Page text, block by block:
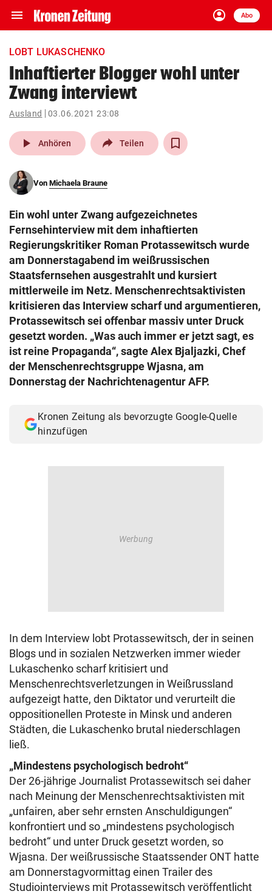
menu Navigation
ein-/ausklappen
account_circle
Anmelden
Abo
close Schließen
account_circle Anmelden
pin_drop
Wien arrow_right
search
eingeben
© Krone Multimedia GmbH & Co KG 2026
Muthgasse 2, 1190 Wien
LOBT LUKASCHENKO
Inhaftierter Blogger wohl unter
Zwang interviewt
Ausland 03.06.2021 23:08
play_arrow Anhören Teilen
Von Michaela Braune
Ein wohl unter Zwang aufgezeichnetes
Fernsehinterview mit dem inhaftierten
Regierungskritiker Roman Protassewitsch wurde
am Donnerstagabend im weißrussischen
Staatsfernsehen ausgestrahlt und kursiert
mittlerweile im Netz. Menschenrechtsaktivisten
kritisieren das Interview scharf und argumentieren,
Protassewitsch sei offenbar massiv unter Druck
gesetzt worden. „Was auch immer er jetzt sagt, es
ist reine Propaganda“, sagte Alex Bjaljazki, Chef
der Menschenrechtsgruppe Wjasna, am
Donnerstag der Nachrichtenagentur AFP.
Kronen Zeitung als bevorzugte Google-Quelle
hinzufügen
In dem Interview lobt Protassewitsch, der in seinen
Blogs und in sozialen Netzwerken immer wieder
Lukaschenko scharf kritisiert und
Menschenrechtsverletzungen in Weißrussland
aufgezeigt hatte, den Diktator und verurteilt die
oppositionellen Proteste in Minsk und anderen
Städten, die Lukaschenko brutal niederschlagen
ließ.
„Mindestens psychologisch bedroht“
Der 26-jährige Journalist Protassewitsch sei daher
nach Meinung der Menschenrechtsaktivisten mit
„unfairen, aber sehr ernsten Anschuldigungen“
konfrontiert und so „mindestens psychologisch
bedroht“ und unter Druck gesetzt worden, so
Wjasna. Der weißrussische Staatssender ONT hatte
am Donnerstagvormittag einen Trailer des
Studiointerviews mit Protassewitsch veröffentlicht